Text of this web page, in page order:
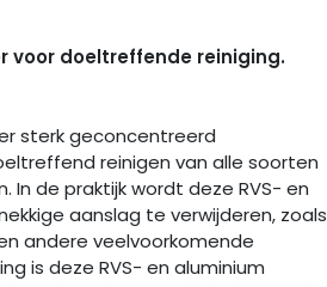
voor doeltreffende reiniging.
sterk geconcentreerd
reinigen van alle soorten
In de praktijk wordt deze RVS- en
aanslag te verwijderen, zoals
andere veelvoorkomende
is deze RVS- en aluminium